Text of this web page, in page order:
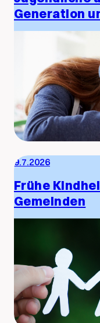
Generation
9.7.2026
Frühe
Gemeinden